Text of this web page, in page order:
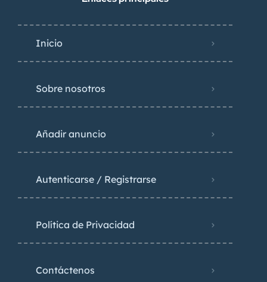
Inicio
Sobre nosotros
Añadir anuncio
Autenticarse / Registrarse
Política de Privacidad
Contáctenos